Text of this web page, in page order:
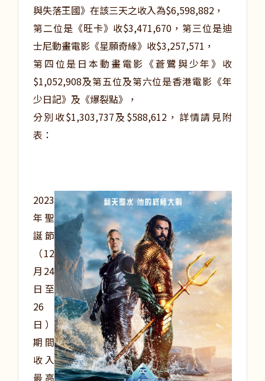
與失落王國》在該三天之收入為$6,598,882，
第二位是《旺卡》收$3,471,670，第三位是迪
士尼動畫電影《星願奇緣》收$3,257,571，
第四位是日本動畫電影《蒼鷺與少年》收
$1,052,908及第五位及第六位是香港電影《年
少日記》及《爆裂點》，
分別收$1,303,737及$588,612，詳情請見附
表：
2023
年聖
誕節
（12
月24
日至
26
日）
期間
收入
最高